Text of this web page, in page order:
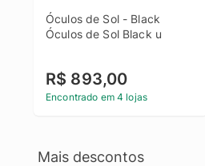
Óculos de Sol - Black
Óculos de Sol Black u
R$ 893,00
Encontrado em 4 lojas
Mais descontos